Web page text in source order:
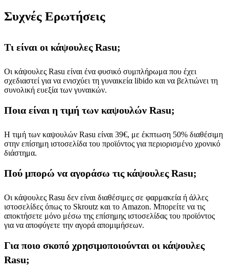
Συχνές Ερωτήσεις
Τι είναι οι κάψουλες Rasu;
Οι κάψουλες Rasu είναι ένα φυσικό συμπλήρωμα που έχει
σχεδιαστεί για να ενισχύει τη γυναικεία libido και να βελτιώνει τη
συνολική ευεξία των γυναικών.
Ποια είναι η τιμή των καψουλών Rasu;
Η τιμή των καψουλών Rasu είναι 39€, με έκπτωση 50% διαθέσιμη
στην επίσημη ιστοσελίδα του προϊόντος για περιορισμένο χρονικό
διάστημα.
Πού μπορώ να αγοράσω τις κάψουλες Rasu;
Οι κάψουλες Rasu δεν είναι διαθέσιμες σε φαρμακεία ή άλλες
ιστοσελίδες όπως το Skroutz και το Amazon. Μπορείτε να τις
αποκτήσετε μόνο μέσω της επίσημης ιστοσελίδας του προϊόντος
για να αποφύγετε την αγορά απομιμήσεων.
Για ποιο σκοπό χρησιμοποιούνται οι κάψουλες
Rasu;